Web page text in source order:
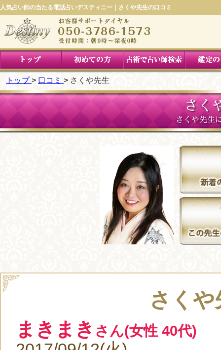
人気占い師の当たる電話占いデスティニー｜さくや先生の口コミ
トップ 口コミ さくや先生
さく
さくや先生
さく
まきまき さん(女性 40代)